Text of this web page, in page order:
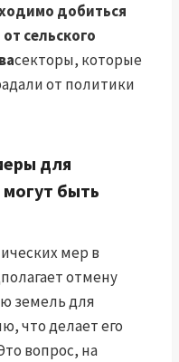
добиться
сельского
секторы, которые
от политики
для
могут быть
мер в
отмену
земель для
что делает его
вопрос, на